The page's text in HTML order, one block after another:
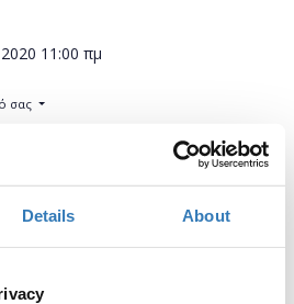
Details About
11:00 πμ
σας
εγγραφών έχει λήξει.